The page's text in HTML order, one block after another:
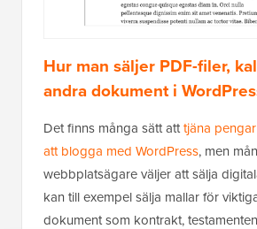
Hur man säljer PDF-filer,
Det finns många sätt atttjäna pengar
att blogga med WordPress, men
webbplatsägare väljer att sälja
kan till exempel sälja mallar för viktiga